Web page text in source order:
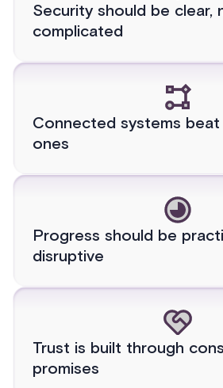
Security should be clear,
complicated
Connected systems
ones
Progress should be
disruptive
Trust is built through
promises